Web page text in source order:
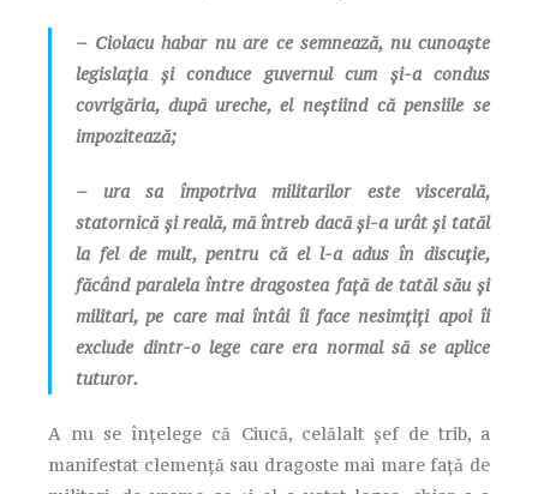
– Ciolacu habar nu are ce semnează, nu cunoaște
legislația și conduce guvernul cum și-a condus
covrigăria, după ureche, el neștiind că pensiile se
impozitează;
– ura sa împotriva militarilor este viscerală,
statornică și reală, mă întreb dacă și-a urât și tatăl
la fel de mult, pentru că el l-a adus în discuție,
făcând paralela între dragostea față de tatăl său și
militari, pe care mai întâi îi face nesimțiți apoi îi
exclude dintr-o lege care era normal să se aplice
tuturor.
A nu se înțelege că Ciucă, celălalt șef de trib, a
manifestat clemență sau dragoste mai mare față de